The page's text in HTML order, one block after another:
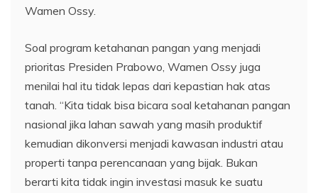
Wamen Ossy.
Soal program ketahanan pangan yang menjadi
prioritas Presiden Prabowo, Wamen Ossy juga
menilai hal itu tidak lepas dari kepastian hak atas
tanah. “Kita tidak bisa bicara soal ketahanan pangan
nasional jika lahan sawah yang masih produktif
kemudian dikonversi menjadi kawasan industri atau
properti tanpa perencanaan yang bijak. Bukan
berarti kita tidak ingin investasi masuk ke suatu